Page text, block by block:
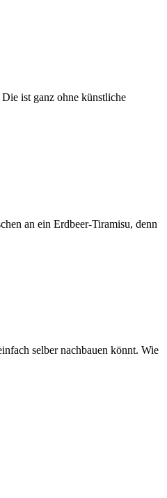
ist ganz ohne künstliche
an ein Erdbeer-Tiramisu, denn
selber nachbauen könnt. Wie